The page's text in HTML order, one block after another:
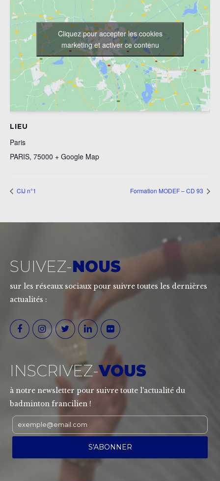
LIEU
Paris
PARIS, 75000 + Google Map
Cliquez pour accepter les cookies
marketing et activer ce contenu
CIJ n°1 Formation MODEF – CD 93
SUIVEZ-NOUS
sur les réseaux sociaux pour suivre toutes les dernières
actualités :
INSCRIVEZ-VOUS
à notre newsletter pour suivre toute l'actualité du
badminton francilien !